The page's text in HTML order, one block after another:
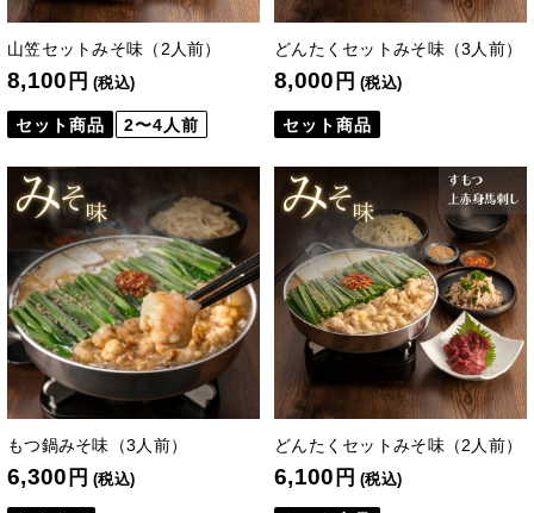
山笠セットみそ味（2人前）
8,100 円 (税込)
セット商品 2〜4人前
どんたくセットみそ味（3人前）
8,000 円 (税込)
セット商品
もつ鍋みそ味（3人前）
6,300 円 (税込)
どんたくセットみそ味（2人前）
6,100 円 (税込)